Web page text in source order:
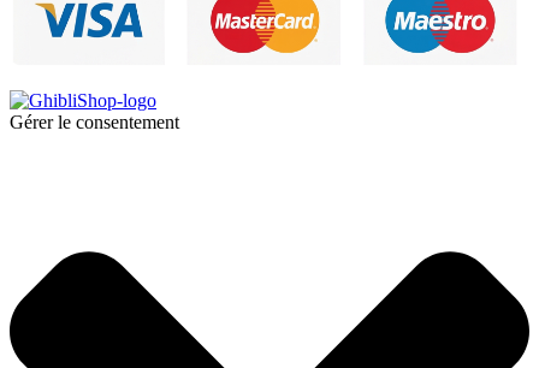
Gérer le consentement